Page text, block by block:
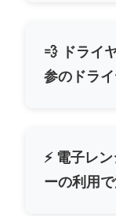
💨 ドライ
参のドラ
⚡ 電子レ
ーの利用